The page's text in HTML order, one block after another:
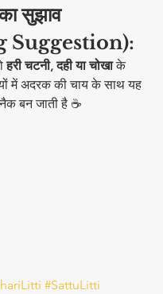
सुझाव
Suggestion):
हरी चटनी, दही या चोखा के
में अदरक की चाय के साथ यह
बन जाती है ☕
#SattuLitti